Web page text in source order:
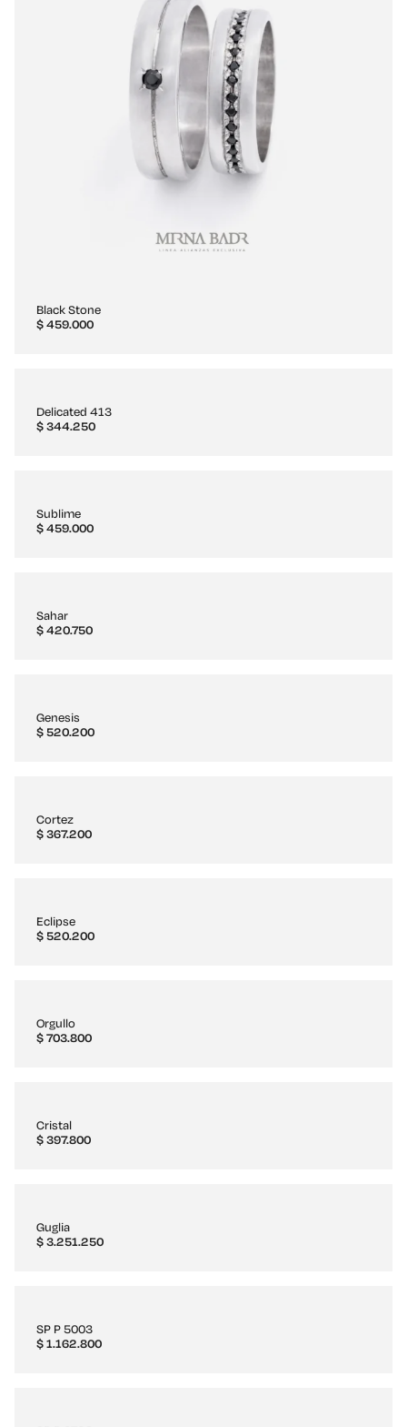
Black Stone
$459.000
Delicated 413
$344.250
Sublime
$459.000
Sahar
$420.750
Genesis
$520.200
Cortez
$367.200
Eclipse
$520.200
Orgullo
$703.800
Cristal
$397.800
Guglia
$3.251.250
SP P 5003
$1.162.800